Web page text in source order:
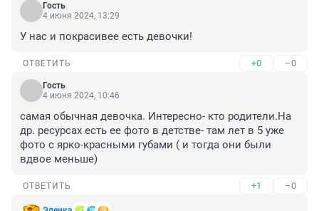
Гость
4 июня 2024, 13:29
У нас и покрасивее есть девочки!
ОТВЕТИТЬ +0 –0
Гость
4 июня 2024, 10:46
самая обычная девочка. Интересно- кто родители.На
др. ресурсах есть ее фото в детстве- там лет в 5 уже
фото с ярко-красными губами ( и тогда они были
вдвое меньше)
ОТВЕТИТЬ +1 –0